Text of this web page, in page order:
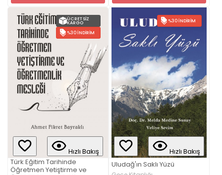
ÜCRETSIZ
KARGO
%30 İNDIRIM
Hızlı Bakış
Türk Eğitim Tarihinde
Öğretmen Yetiştirme ve
%30 İNDIRIM
Hızlı Bakış
Uludağ'ın Saklı Yüzü